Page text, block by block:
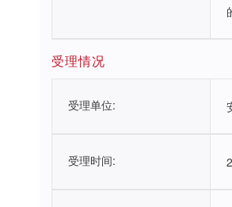
受理情况
受理单位:
受理时间: